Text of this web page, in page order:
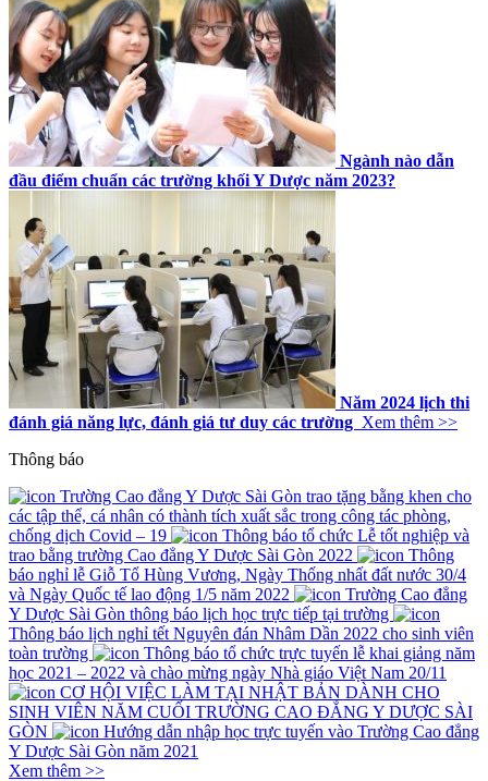
Ngành nào dẫn
đầu điểm chuẩn các trường khối Y Dược năm 2023?
Năm 2024 lịch thi
đánh giá năng lực, đánh giá tư duy các trường Xem thêm >>
Thông báo
Trường Cao đẳng Y Dược Sài Gòn trao tặng bằng khen cho
các tập thể, cá nhân có thành tích xuất sắc trong công tác phòng,
chống dịch Covid – 19
Thông báo tổ chức Lễ tốt nghiệp và
trao bằng trường Cao đẳng Y Dược Sài Gòn 2022
Thông
báo nghỉ lễ Giỗ Tổ Hùng Vương, Ngày Thống nhất đất nước 30/4
và Ngày Quốc tế lao động 1/5 năm 2022
Trường Cao đẳng
Y Dược Sài Gòn thông báo lịch học trực tiếp tại trường
Thông báo lịch nghỉ tết Nguyên đán Nhâm Dần 2022 cho sinh viên
toàn trường
Thông báo tổ chức trực tuyến lễ khai giảng năm
học 2021 – 2022 và chào mừng ngày Nhà giáo Việt Nam 20/11
CƠ HỘI VIỆC LÀM TẠI NHẬT BẢN DÀNH CHO
SINH VIÊN NĂM CUỐI TRƯỜNG CAO ĐẲNG Y DƯỢC SÀI
GÒN
Hướng dẫn nhập học trực tuyến vào Trường Cao đẳng
Y Dược Sài Gòn năm 2021
Xem thêm >>